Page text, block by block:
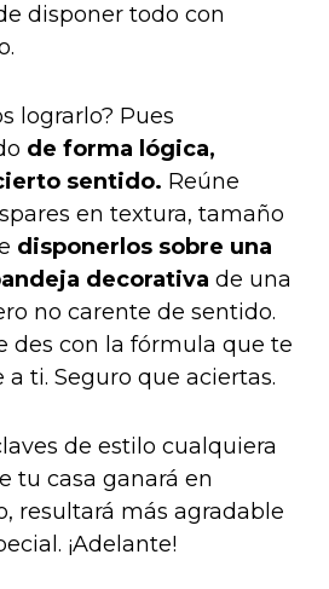
disponer todo con
lograrlo? Pues
de forma lógica,
sentido. Reúne
en textura, tamaño
disponerlos sobre una
decorativa de una
no carente de sentido.
des con la fórmula que te
ti. Seguro que aciertas.
de estilo cualquiera
tu casa ganará en
resultará más agradable
¡Adelante!